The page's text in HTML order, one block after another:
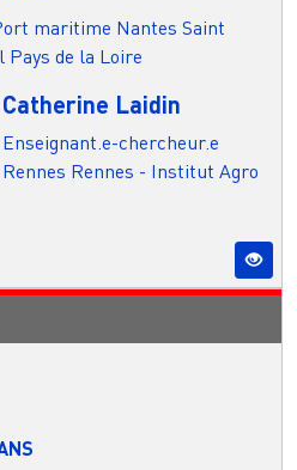
maritime Nantes Saint
Pays de la Loire
Catherine Laidin
Enseignant.e-chercheur.e
Rennes Rennes - Institut Agro